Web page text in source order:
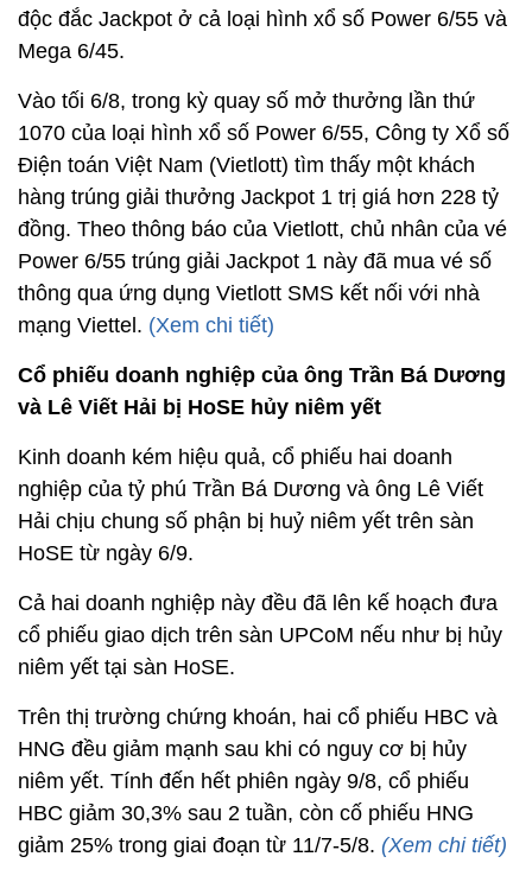
độc đắc Jackpot ở cả loại hình xổ số Power 6/55 và
Mega 6/45.
Vào tối 6/8, trong kỳ quay số mở thưởng lần thứ
1070 của loại hình xổ số Power 6/55, Công ty Xổ số
Điện toán Việt Nam (Vietlott) tìm thấy một khách
hàng trúng giải thưởng Jackpot 1 trị giá hơn 228 tỷ
đồng. Theo thông báo của Vietlott, chủ nhân của vé
Power 6/55 trúng giải Jackpot 1 này đã mua vé số
thông qua ứng dụng Vietlott SMS kết nối với nhà
mạng Viettel. (Xem chi tiết)
Cổ phiếu doanh nghiệp của ông Trần Bá Dương
và Lê Viết Hải bị HoSE hủy niêm yết
Kinh doanh kém hiệu quả, cổ phiếu hai doanh
nghiệp của tỷ phú Trần Bá Dương và ông Lê Viết
Hải chịu chung số phận bị huỷ niêm yết trên sàn
HoSE từ ngày 6/9.
Cả hai doanh nghiệp này đều đã lên kế hoạch đưa
cổ phiếu giao dịch trên sàn UPCoM nếu như bị hủy
niêm yết tại sàn HoSE.
Trên thị trường chứng khoán, hai cổ phiếu HBC và
HNG đều giảm mạnh sau khi có nguy cơ bị hủy
niêm yết. Tính đến hết phiên ngày 9/8, cổ phiếu
HBC giảm 30,3% sau 2 tuần, còn cố phiếu HNG
giảm 25% trong giai đoạn từ 11/7-5/8. (Xem chi tiết)